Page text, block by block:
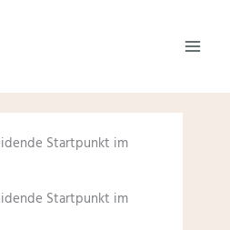
Startpunkt im
Startpunkt im